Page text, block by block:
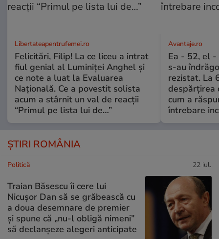
Libertateapentrufemei.ro
Felicitări, Filip! La ce liceu a intrat
fiul genial al Luminiței Anghel și
ce note a luat la Evaluarea
Națională. Ce a povestit solista
acum a stârnit un val de reacții
“Primul pe lista lui de…”
Avantaje.ro
Ea - 52, el -
s-au
rezistat. La
despărțirea
cum a
întrebare
ȘTIRI ROMÂNIA
Politică 22 iul.
Traian Băsescu îi cere lui
Nicușor Dan să se grăbească cu
a doua desemnare de premier
și spune că „nu-l obligă nimeni”
să declanșeze alegeri anticipate